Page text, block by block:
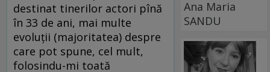
destinat tinerilor actori pînă
în 33 de ani, mai multe
evoluții (majoritatea) despre
care pot spune, cel mult,
folosindu-mi toată
Ana Maria
SANDU